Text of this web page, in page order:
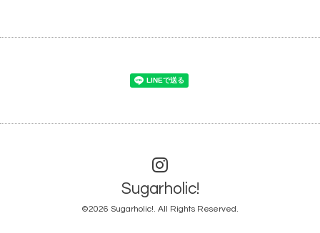
Sugarholic!
©2026 Sugarholic!. All Rights Reserved.